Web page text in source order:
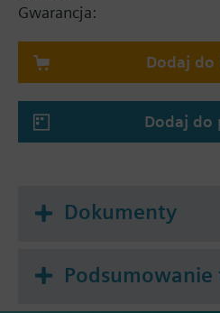
- VVF53.., VXF53.., DN
°C)
Przy stosowaniu zaworów
Gwarancja:
Dodaj do
Dodaj do
Dokumenty
Podsumowanie